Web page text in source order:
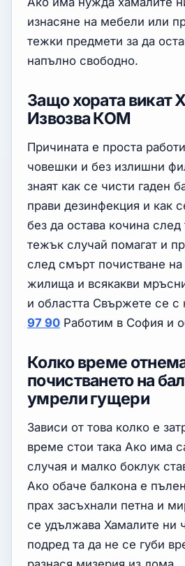
изнасяне на мебели или
тежки предмети за да
напълно свободно.
Защо хората викат
Извозва КОМ
Причината е проста
човешки и без излишни
знаят как се чисти гаден
прави дезинфекция и как
без да остава кочина
тежък случай помагат и
след смърт почистване
жилища и всякакви
и областта Свържете се с
97 90 Работим в София и
Колко време
почистването на
умрели гущери
Зависи от това колко е
време стои така Ако има
случая и малко боклук
Ако обаче балкона е
прах засъхнали петна и
се удължава Хамалите ни
подред та да не се губи